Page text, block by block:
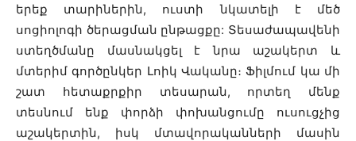
երեք տարիներին, ուստի նկատելի է մեծ
սոցիոլոգի ծերացման ընթացքը: Տեսաժապավենի
ստեղծմանը մասնակցել է նրա աշակերտ և
մտերիմ գործընկեր Լոիկ Վականը։ Ֆիլմում կա մի
շատ հետաքրքիր տեսարան, որտեղ մենք
տեսնում ենք փորձի փոխանցումը ուսուցչից
աշակերտին, իսկ մտավորականների մասին